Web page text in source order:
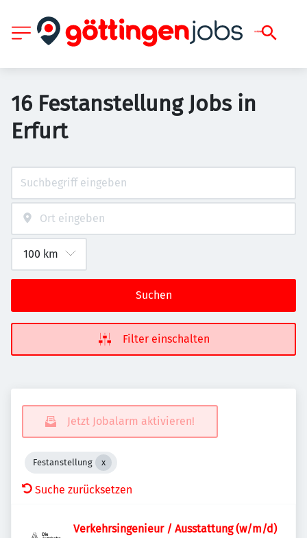
16 Festanstellung Jobs in
Erfurt
Suchen
Filter einschalten
Jetzt Jobalarm aktivieren!
Festanstellung
Suche zurücksetzen
Verkehrsingenieur / Ausstattung (w/m/d)